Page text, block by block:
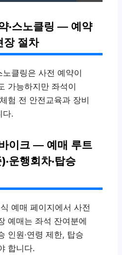
·스노클링 — 예약
절차
클링은 사전 예약이
가능하지만 좌석이
험 전 안전교육과 장비
다.
이크 — 예매 루트
운행회차·탑승
예매 페이지에서 사전
예매는 좌석 잔여분에
인원·연령 제한, 탑승
합니다.